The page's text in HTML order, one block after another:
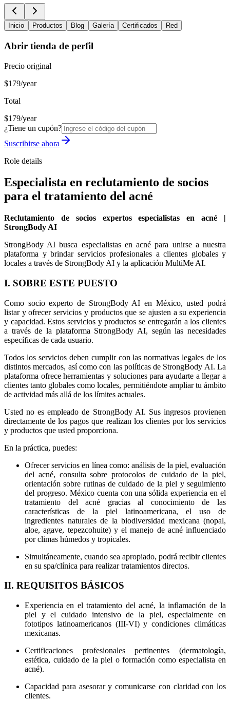
Inicio Productos Blog Galería Certificados Red
Abrir tienda de perfil
Precio original
$179/year
Total
$179/year
¿Tiene un cupón?
Suscribirse ahora
Role details
Especialista en reclutamiento de socios
para el tratamiento del acné
Reclutamiento de socios expertos especialistas en acné |
StrongBody AI
StrongBody AI busca especialistas en acné para unirse a nuestra
plataforma y brindar servicios profesionales a clientes globales y
locales a través de StrongBody AI y la aplicación MultiMe AI.
I. SOBRE ESTE PUESTO
Como socio experto de StrongBody AI en México, usted podrá
listar y ofrecer servicios y productos que se ajusten a su experiencia
y capacidad. Estos servicios y productos se entregarán a los clientes
a través de la plataforma StrongBody AI, según las necesidades
específicas de cada usuario.
Todos los servicios deben cumplir con las normativas legales de los
distintos mercados, así como con las políticas de StrongBody AI. La
plataforma ofrece herramientas y soluciones para ayudarte a llegar a
clientes tanto globales como locales, permitiéndote ampliar tu ámbito
de actividad más allá de los límites actuales.
Usted no es empleado de StrongBody AI. Sus ingresos provienen
directamente de los pagos que realizan los clientes por los servicios
y productos que usted proporciona.
En la práctica, puedes:
Ofrecer servicios en línea como: análisis de la piel, evaluación
del acné, consulta sobre protocolos de cuidado de la piel,
orientación sobre rutinas de cuidado de la piel y seguimiento
del progreso. México cuenta con una sólida experiencia en el
tratamiento del acné gracias al conocimiento de las
características de la piel latinoamericana, el uso de
ingredientes naturales de la biodiversidad mexicana (nopal,
aloe, agave, tepezcohuite) y el manejo de acné influenciado
por climas húmedos y tropicales.
Simultáneamente, cuando sea apropiado, podrá recibir clientes
en su spa/clínica para realizar tratamientos directos.
II. REQUISITOS BÁSICOS
Experiencia en el tratamiento del acné, la inflamación de la
piel y el cuidado intensivo de la piel, especialmente en
fototipos latinoamericanos (III-VI) y condiciones climáticas
mexicanas.
Certificaciones profesionales pertinentes (dermatología,
estética, cuidado de la piel o formación como especialista en
acné).
Capacidad para asesorar y comunicarse con claridad con los
clientes.